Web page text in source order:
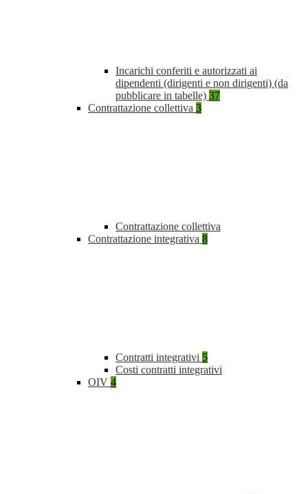
Incarichi conferiti e autorizzati ai
dipendenti (dirigenti e non dirigenti) (da
pubblicare in tabelle) 37
Contrattazione collettiva 3
Contrattazione collettiva
Contrattazione integrativa 8
Contratti integrativi 5
Costi contratti integrativi
OIV 4